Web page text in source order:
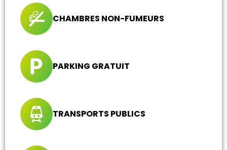
CHAMBRES NON-FUMEURS
PARKING GRATUIT
TRANSPORTS PUBLICS